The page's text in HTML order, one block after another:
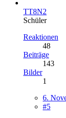
TT8N2
Schüler
Reaktionen
48
Beiträge
143
Bilder
1
6.
#5